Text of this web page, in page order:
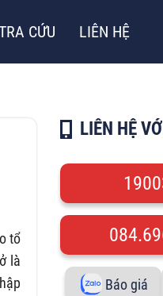
CỨU LIÊN HỆ
tổ
là
LIÊN HỆ
Báo giá